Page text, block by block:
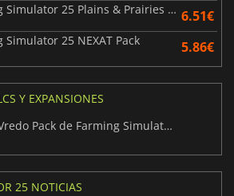
Farming Simulator 25 Plains & Prairies Pack 6.51€
Simulator 25 NEXAT Pack 5.86€
Y EXPANSIONES
Todo sobre el DLC Vredo Pack de Farming Simulator 25
25 NOTICIAS